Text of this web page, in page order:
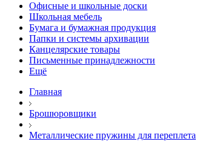
Офисные и школьные доски
Школьная мебель
Бумага и бумажная продукция
Папки и системы архивации
Канцелярские товары
Письменные принадлежности
Ещё
Главная
Брошюровщики
Металлические пружины для переплета